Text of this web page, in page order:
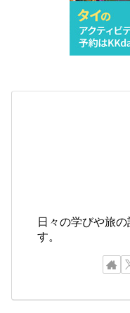
日々の学びや旅
す。